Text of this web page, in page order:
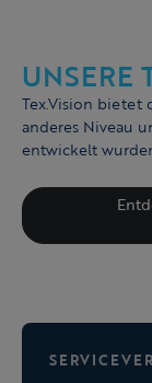
UNSERE
Tex.Vision bietet
anderes Niveau
entwickelt